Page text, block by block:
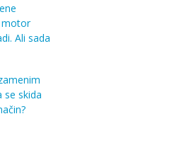
motor
Ali sada
se skida